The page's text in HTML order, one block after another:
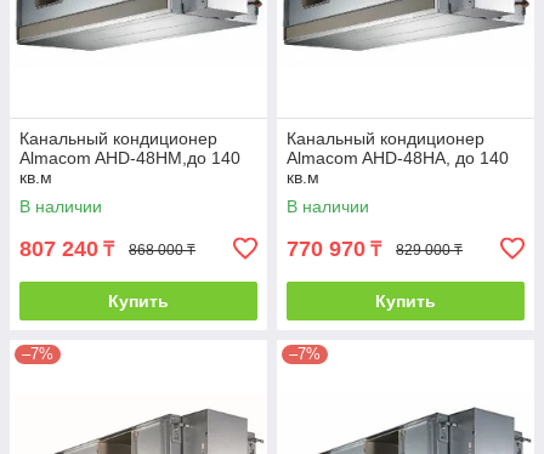
Канальный кондиционер
Almacom AHD-48HМ,до 140
кв.м
В наличии
807 240 ₸ 868 000 ₸
Купить
Канальный кондиционер
Almacom AHD-48НА, до 140
кв.м
В наличии
770 970 ₸ 829 000 ₸
Купить
–7% –7%